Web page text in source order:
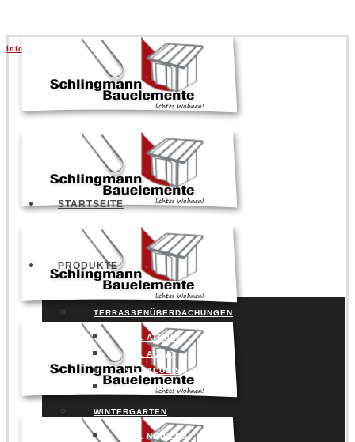
info@schlingmann.org |+49 5141 957730
STARTSEITE
PRODUKTE
TERRASSENÜBERDACHUNGEN
SDL ATRIUM
SDL AURA
SDL ACUBIS
SDL ALERIO
WINTERGARTEN
SDL NOBILES